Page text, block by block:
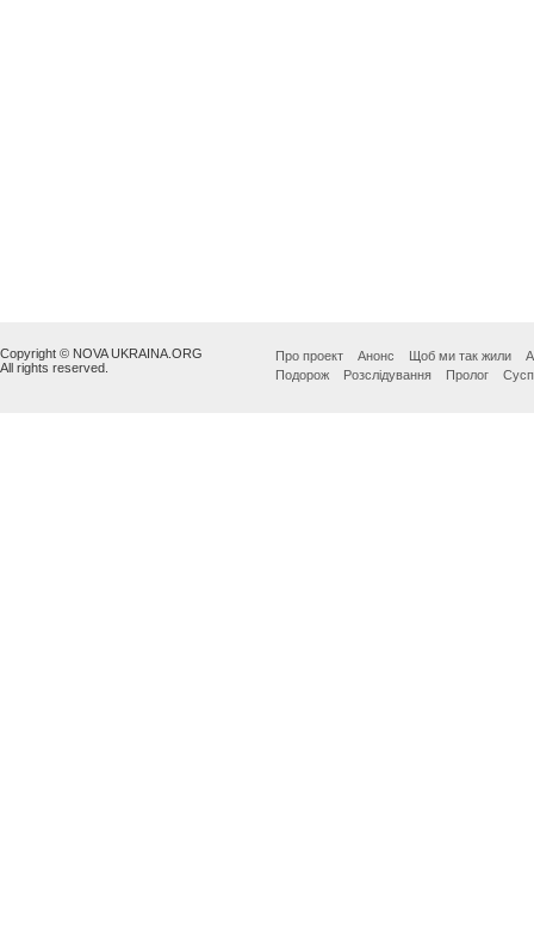
Copyright © NOVA UKRAINA.ORG
All rights reserved.
Про проект Анонс Щоб ми так жили
Подорож
Розслідування Пролог